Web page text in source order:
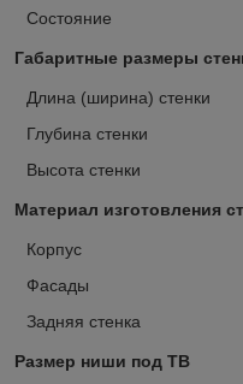
Состояние
Габаритные размеры
Длина (ширина) стенки
Глубина стенки
Высота стенки
Материал изготовления
Корпус
Фасады
Задняя стенка
Размер ниши под ТВ